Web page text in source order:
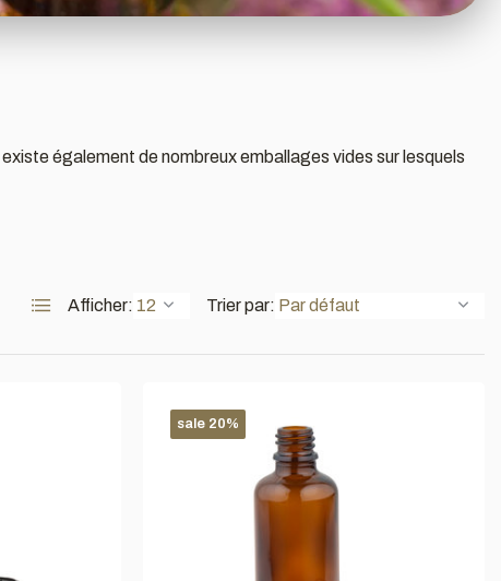
également de nombreux emballages vides sur lesquels
Afficher: Trier par:
sale 20%